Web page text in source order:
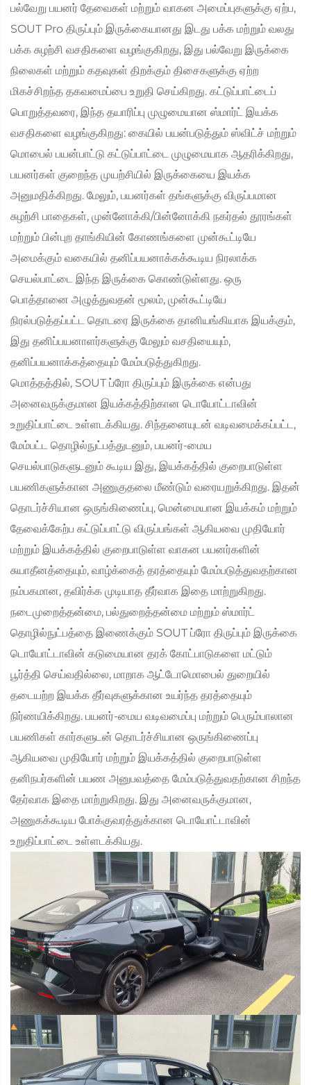
பல்வேறு பயனர் தேவைகள் மற்றும் வாகன அமைப்புகளுக்கு ஏற்ப,
SOUT Pro திருப்பும் இருக்கையானது இடது பக்க மற்றும் வலது
பக்க சுழற்சி வசதிகளை வழங்குகிறது, இது பல்வேறு இருக்கை
நிலைகள் மற்றும் கதவுகள் திறக்கும் திசைகளுக்கு ஏற்ற
மிகச்சிறந்த தகவமைப்பை உறுதி செய்கிறது. கட்டுப்பாட்டைப்
பொறுத்தவரை, இந்த தயாரிப்பு முழுமையான ஸ்மார்ட் இயக்க
வசதிகளை வழங்குகிறது: கையில் பயன்படுத்தும் ஸ்விட்ச் மற்றும்
மொபைல் பயன்பாட்டு கட்டுப்பாட்டை முழுமையாக ஆதரிக்கிறது,
பயனர்கள் குறைந்த முயற்சியில் இருக்கையை இயக்க
அனுமதிக்கிறது. மேலும், பயனர்கள் தங்களுக்கு விருப்பமான
சுழற்சி பாதைகள், முன்னோக்கி/பின்னோக்கி நகர்தல் தூரங்கள்
மற்றும் பின்புற தாங்கியின் கோணங்களை முன்கூட்டியே
அமைக்கும் வகையில் தனிப்பயனாக்கக்கூடிய நிரலாக்க
செயல்பாட்டை இந்த இருக்கை கொண்டுள்ளது. ஒரு
பொத்தானை அழுத்துவதன் மூலம், முன்கூட்டியே
நிரல்படுத்தப்பட்ட தொடரை இருக்கை தானியங்கியாக இயக்கும்,
இது தனிப்பயனாளர்களுக்கு மேலும் வசதியையும்,
தனிப்பயனாக்கத்தையும் மேம்படுத்துகிறது.
மொத்தத்தில், SOUT ப்ரோ திருப்பும் இருக்கை என்பது
அனைவருக்குமான இயக்கத்திற்கான டொயோட்டாவின்
உறுதிப்பாட்டை உள்ளடக்கியது. சிந்தனையுடன் வடிவமைக்கப்பட்ட,
மேம்பட்ட தொழில்நுட்பத்துடனும், பயனர்-மைய
செயல்பாடுகளுடனும் கூடிய இது, இயக்கத்தில் குறைபாடுள்ள
பயணிகளுக்கான அணுகுதலை மீண்டும் வரையறுக்கிறது. இதன்
தொடர்ச்சியான ஒருங்கிணைப்பு, மென்மையான இயக்கம் மற்றும்
தேவைக்கேற்ப கட்டுப்பாட்டு விருப்பங்கள் ஆகியவை முதியோர்
மற்றும் இயக்கத்தில் குறைபாடுள்ள வாகன பயனர்களின்
சுயாதீனத்தையும், வாழ்க்கைத் தரத்தையும் மேம்படுத்துவதற்கான
நம்பகமான, தவிர்க்க முடியாத தீர்வாக இதை மாற்றுகிறது.
நடைமுறைத்தன்மை, பல்துறைத்தன்மை மற்றும் ஸ்மார்ட்
தொழில்நுட்பத்தை இணைக்கும் SOUT ப்ரோ திருப்பும் இருக்கை
டொயோட்டாவின் கடுமையான தரக் கோட்பாடுகளை மட்டும்
பூர்த்தி செய்வதில்லை, மாறாக ஆட்டோமொபைல் துறையில்
தடையற்ற இயக்க தீர்வுகளுக்கான உயர்ந்த தரத்தையும்
நிர்ணயிக்கிறது. பயனர்-மைய வடிவமைப்பு மற்றும் பெரும்பாலான
பயணிகள் கார்களுடன் தொடர்ச்சியான ஒருங்கிணைப்பு
ஆகியவை முதியோர் மற்றும் இயக்கத்தில் குறைபாடுள்ள
தனிநபர்களின் பயண அனுபவத்தை மேம்படுத்துவதற்கான சிறந்த
தேர்வாக இதை மாற்றுகிறது. இது அனைவருக்குமான,
அணுகக்கூடிய போக்குவரத்துக்கான டொயோட்டாவின்
உறுதிப்பாட்டை உள்ளடக்கியது.